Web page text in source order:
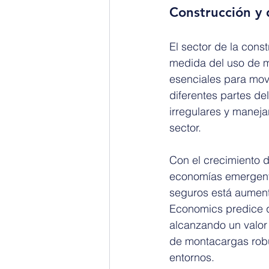
Construcción
El sector de la
medida del uso de
esenciales para
diferentes partes
irregulares y
sector.
Con el crecimiento
economías
seguros está
Economics predice
alcanzando un
de montacargas
entornos.